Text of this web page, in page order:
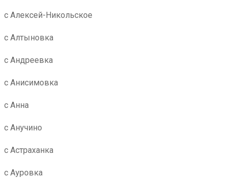
с Алексей-Никольское
с Алтыновка
с Андреевка
с Анисимовка
с Анна
с Анучино
с Астраханка
с Ауровка